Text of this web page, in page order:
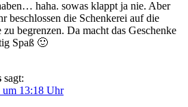
haha. sowas klappt ja nie. Aber
beschlossen die Schenkerei auf die
begrenzen. Da macht das Geschenke
Spaß 🙂
sagt:
um 13:18 Uhr